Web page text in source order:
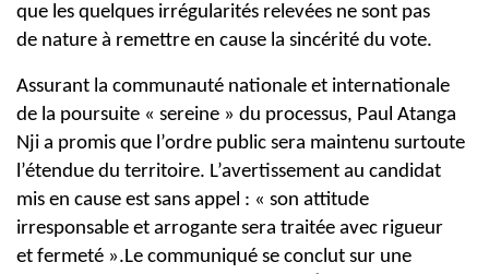
que les quelques irrégularités relevées ne sont pas
de nature à remettre en cause la sincérité du vote.
Assurant la communauté nationale et internationale
de la poursuite « sereine » du processus, Paul Atanga
Nji a promis que l’ordre public sera maintenu surtoute
l’étendue du territoire. L’avertissement au candidat
mis en cause est sans appel : « son attitude
irresponsable et arrogante sera traitée avec rigueur
et fermeté ».Le communiqué se conclut sur une